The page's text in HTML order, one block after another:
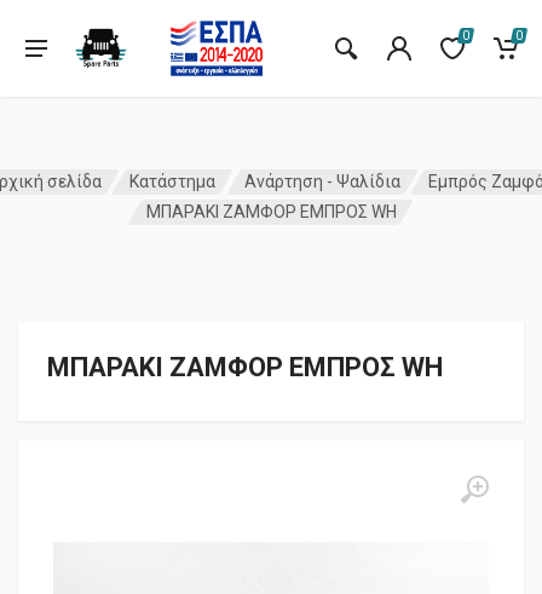
0 0
σελίδα Κατάστημα Ανάρτηση - Ψαλίδια
Εμπρός
ΜΠΑΡΑΚΙ ΖΑΜΦΟΡ ΕΜΠΡΟΣ WΗ
ΜΠΑΡΑΚΙ ΖΑΜΦΟΡ ΕΜΠΡΟΣ WΗ